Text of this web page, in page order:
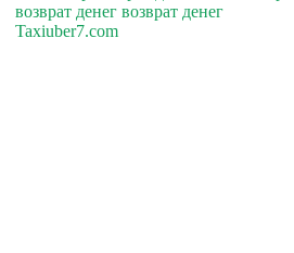
возврат денег возврат денег
Taxiuber7.com